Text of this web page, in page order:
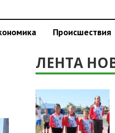
Происшествия
ЛЕНТА